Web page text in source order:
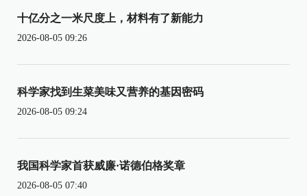
十亿分之一米尺度上，材料有了新能力
2026-08-05 09:26
科学家找到生菜美味又营养的基因密码
2026-08-05 09:24
我国科学家首获威廉·诺德伯格奖章
2026-08-05 07:40